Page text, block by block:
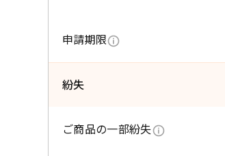
申請期限
紛失
ご商品の一部紛失